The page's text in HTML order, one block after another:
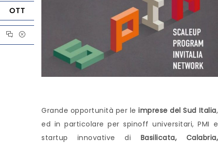
OTT
Grande opportunità per le imprese del Sud Italia,
ed in particolare per spinoff universitari, PMI e
startup innovative di Basilicata, Calabria,